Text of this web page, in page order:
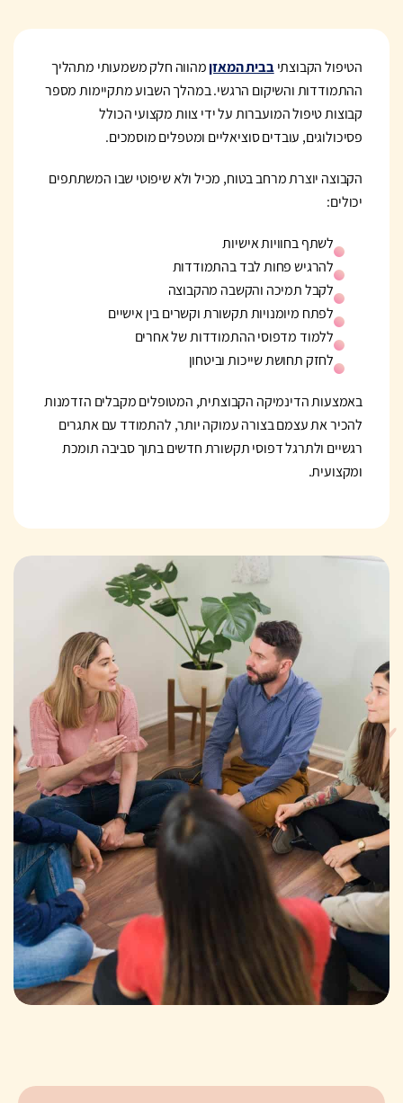
הטיפול הקבוצתיבבית המאזןמהווה חלק משמעותי מתהליך
ההתמודדות והשיקום הרגשי. במהלך השבוע מתקיימות מספר
קבוצות טיפול המועברות על ידי צוות מקצועי הכולל
פסיכולוגים, עובדים סוציאליים ומטפלים מוסמכים.
הקבוצה יוצרת מרחב בטוח, מכיל ולא שיפוטי שבו המשתתפים
יכולים:
לשתף בחוויות אישיות
להרגיש פחות לבד בהתמודדות
לקבל תמיכה והקשבה מהקבוצה
לפתח מיומנויות תקשורת וקשרים בין אישיים
ללמוד מדפוסי ההתמודדות של אחרים
לחזק תחושת שייכות וביטחון
באמצעות הדינמיקה הקבוצתית, המטופלים מקבלים הזדמנות
להכיר את עצמם בצורה עמוקה יותר, להתמודד עם אתגרים
רגשיים ולתרגל דפוסי תקשורת חדשים בתוך סביבה תומכת
ומקצועית.